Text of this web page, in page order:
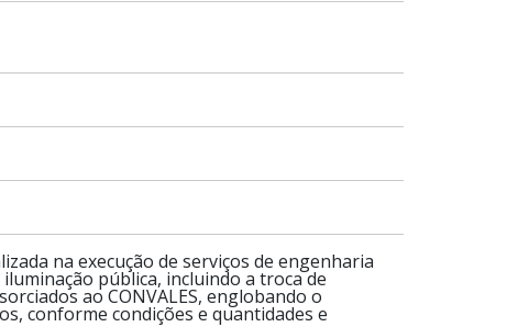
na execução de serviços de engenharia
pública, incluindo a troca de
ao CONVALES, englobando o
conforme condições e quantidades e